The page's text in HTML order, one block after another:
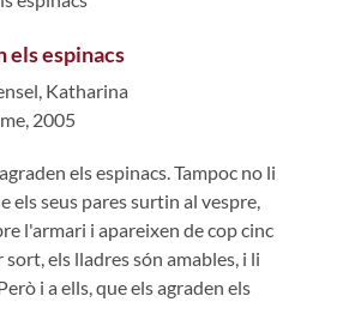
els espinacs
Katharina
2005
els espinacs. Tampoc no li
els seus pares surtin al vespre,
l'armari i apareixen de cop cinc
sort, els lladres són amables, i li
i a ells, que els agraden els